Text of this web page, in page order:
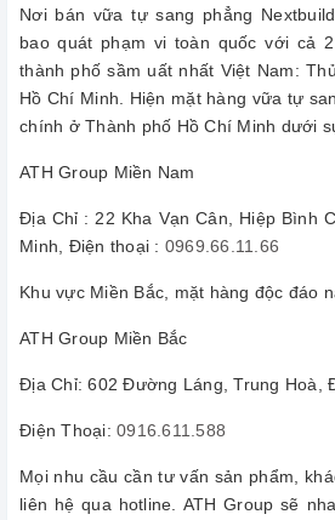
Nơi bán vữa tự sang phẳng
bao quát phạm vi toàn quốc với cả
thành phố sầm uất nhất Việt Nam:
Hồ Chí Minh. Hiện mặt hàng vữa tự
chính ở Thành phố Hồ Chí Minh dưới
ATH Group Miền Nam
Địa Chỉ : 22 Kha Vạn Cân, Hiệp Bình
Minh, Điện thoại : 0969.66.11.66
Khu vực Miền Bắc, mặt hàng độc đáo
ATH Group Miền Bắc
Địa Chỉ: 602 Đường Láng, Trung Hoà,
Điện Thoại: 0916.611.588
Mọi nhu cầu cần tư vấn sản phẩm,
liên hệ qua hotline. ATH Group sẽ